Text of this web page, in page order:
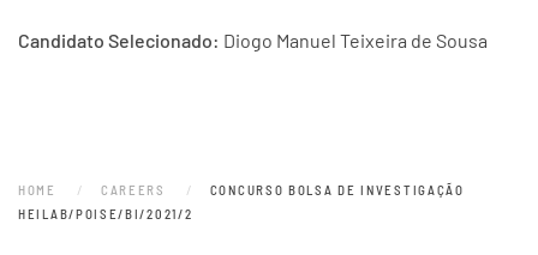
Candidato Selecionado: Diogo Manuel Teixeira de Sousa
HOME CAREERS
CONCURSO BOLSA DE INVESTIGAÇÃO
HEILAB/POISE/BI/2021/2